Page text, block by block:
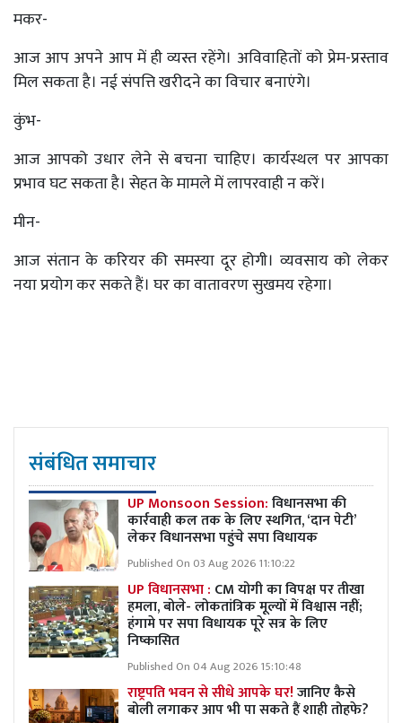
मकर-
आज आप अपने आप में ही व्यस्त रहेंगे। अविवाहितों को प्रेम-प्रस्ताव
मिल सकता है। नई संपत्ति खरीदने का विचार बनाएंगे।
कुंभ-
आज आपको उधार लेने से बचना चाहिए। कार्यस्थल पर आपका
प्रभाव घट सकता है। सेहत के मामले में लापरवाही न करें।
मीन-
आज संतान के करियर की समस्या दूर होगी। व्यवसाय को लेकर
नया प्रयोग कर सकते हैं। घर का वातावरण सुखमय रहेगा।
संबंधित समाचार
UP Monsoon Session:विधानसभा की
कार्रवाही कल तक के लिए स्थगित, ‘दान पेटी’
लेकर विधानसभा पहुंचे सपा विधायक
Published On 03 Aug 2026 11:10:22
UP विधानसभा : CM योगी का विपक्ष पर तीखा
हमला, बोले- लोकतांत्रिक मूल्यों में विश्वास नहीं;
हंगामे पर सपा विधायक पूरे सत्र के लिए
निष्कासित
Published On 04 Aug 2026 15:10:48
राष्ट्रपति भवन से सीधे आपके घर!जानिए कैसे
बोली लगाकर आप भी पा सकते हैं शाही तोहफे?